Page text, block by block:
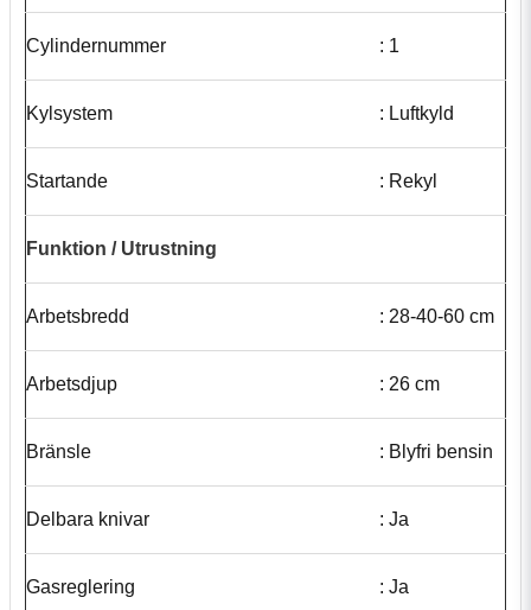
Cylindernummer : 1
Kylsystem : Luftkyld
Startande : Rekyl
Funktion / Utrustning
Arbetsbredd : 28-40-60 cm
Arbetsdjup : 26 cm
Bränsle : Blyfri bensin
Delbara knivar : Ja
Gasreglering : Ja